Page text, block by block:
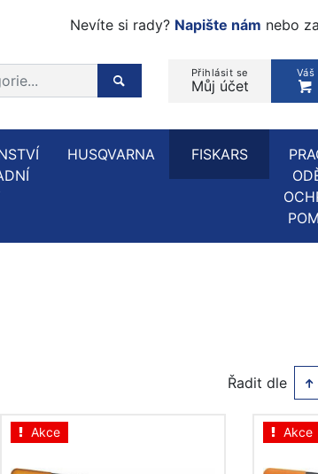
Nevíte si rady? Napište nám nebo
Přihlásit se
Můj účet
Váš
Hledaný produkt, kategorie...
HUSQVARNA FISKARS
Řadit dle
Akce Akce